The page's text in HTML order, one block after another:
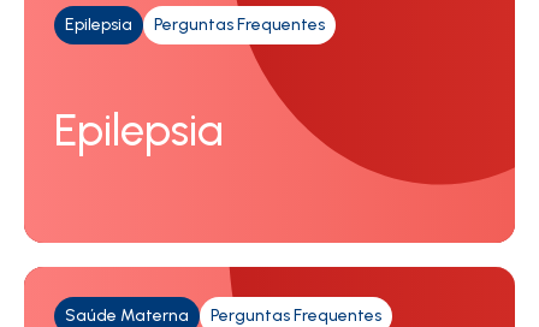
Epilepsia Perguntas Frequentes
Epilepsia
Saúde Materna Perguntas Frequentes